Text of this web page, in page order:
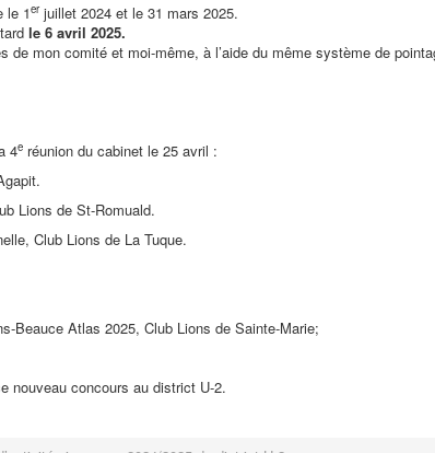
le 1er juillet 2024 et le 31 mars 2025.
le 6 avril 2025.
mon comité et moi-même, à l’aide du même système de
4e réunion du cabinet le 25 avril :
Lions de St-Romuald.
Club Lions de La Tuque.
Beauce Atlas 2025, Club Lions de Sainte-Marie;
nouveau concours au district U-2.